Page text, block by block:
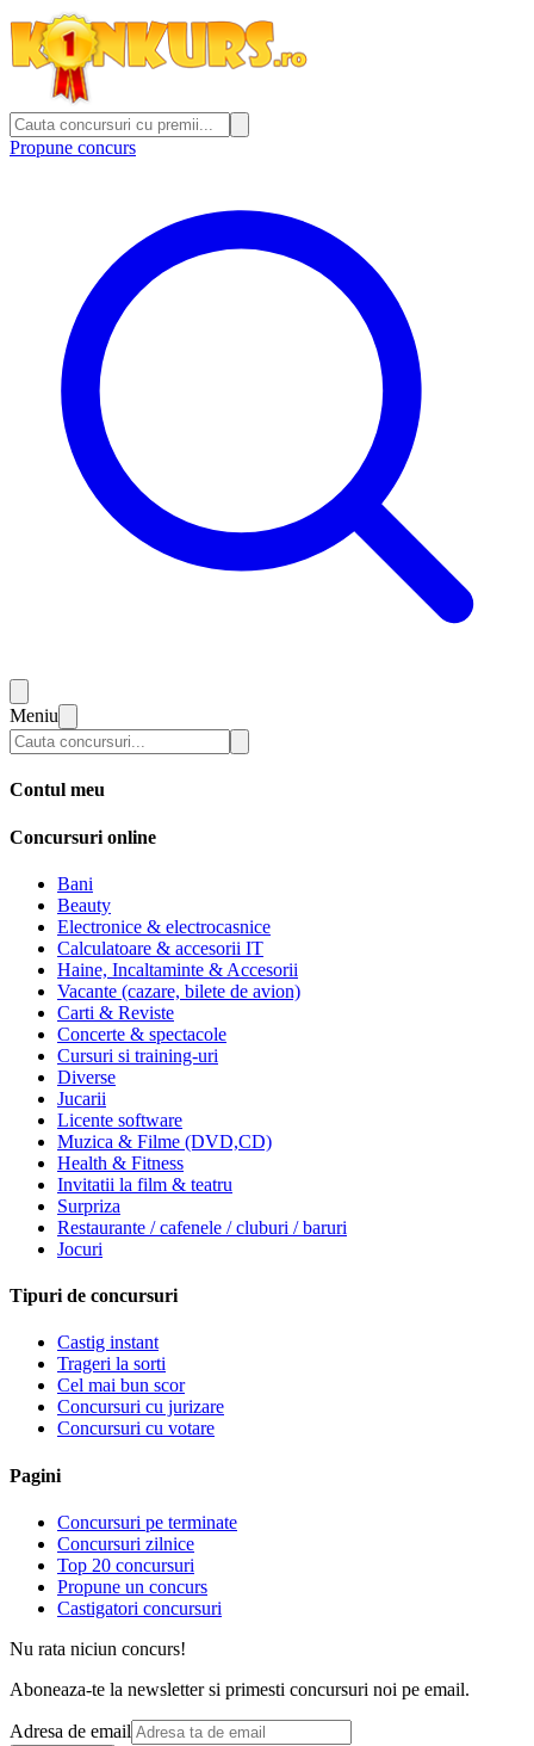
Propune concurs
Meniu
Contul meu
Concursuri online
Bani
Beauty
Electronice & electrocasnice
Calculatoare & accesorii IT
Haine, Incaltaminte & Accesorii
Vacante (cazare, bilete de avion)
Carti & Reviste
Concerte & spectacole
Cursuri si training-uri
Diverse
Jucarii
Licente software
Muzica & Filme (DVD,CD)
Health & Fitness
Invitatii la film & teatru
Surpriza
Restaurante / cafenele / cluburi / baruri
Jocuri
Tipuri de concursuri
Castig instant
Trageri la sorti
Cel mai bun scor
Concursuri cu jurizare
Concursuri cu votare
Pagini
Concursuri pe terminate
Concursuri zilnice
Top 20 concursuri
Propune un concurs
Castigatori concursuri
Nu rata niciun concurs!
Aboneaza-te la newsletter si primesti concursuri noi pe email.
Adresa de email